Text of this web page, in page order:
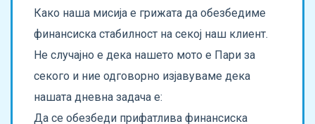
Како наша мисија е грижата да обезбедиме
финансиска стабилност на секој наш клиент.
Не случајно е дека нашето мото е Пари за
секого и ние одговорно изјавуваме дека
нашата дневна задача е:
Да се обезбеди прифатлива финансиска